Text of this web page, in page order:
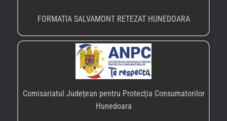
FORMATIA SALVAMONT RETEZAT HUNEDOARA
Comisariatul Judeţean pentru Protecţia Consumatorilor
Hunedoara